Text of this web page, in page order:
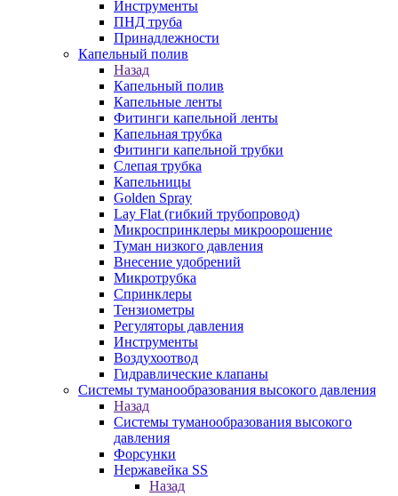
Инструменты
ПНД труба
Принадлежности
Капельный полив
Назад
Капельный полив
Капельные ленты
Фитинги капельной ленты
Капельная трубка
Фитинги капельной трубки
Слепая трубка
Капельницы
Golden Spray
Lay Flat (гибкий трубопровод)
Микроспринклеры микроорошение
Туман низкого давления
Внесение удобрений
Микротрубка
Спринклеры
Тензиометры
Регуляторы давления
Инструменты
Воздухоотвод
Гидравлические клапаны
Системы туманообразования высокого давления
Назад
Системы туманообразования высокого
давления
Форсунки
Нержавейка SS
Назад